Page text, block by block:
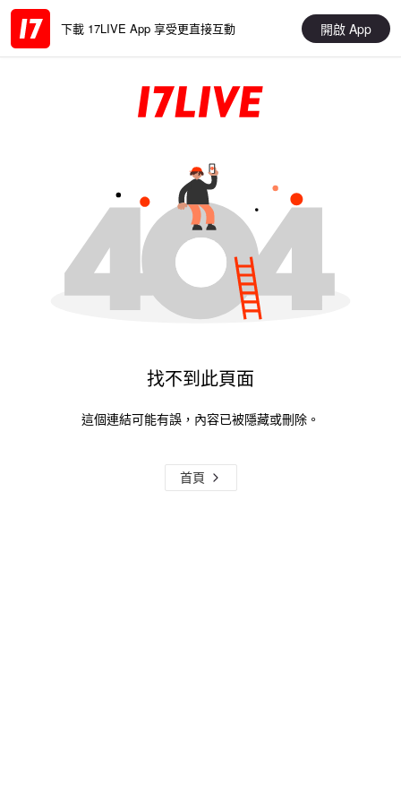
下載 17LIVE App 享受更直接互動 開啟 App
找不到此頁面
這個連結可能有誤，內容已被隱藏或刪除。
首頁